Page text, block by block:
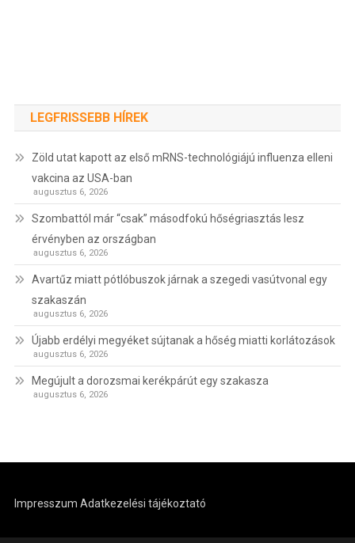
LEGFRISSEBB HÍREK
Zöld utat kapott az első mRNS-technológiájú influenza elleni
vakcina az USA-ban
augusztus 6, 2026
Szombattól már “csak” másodfokú hőségriasztás lesz
érvényben az országban
augusztus 6, 2026
Avartűz miatt pótlóbuszok járnak a szegedi vasútvonal egy
szakaszán
augusztus 6, 2026
Újabb erdélyi megyéket sújtanak a hőség miatti korlátozások
augusztus 6, 2026
Megújult a dorozsmai kerékpárút egy szakasza
augusztus 6, 2026
Impresszum Adatkezelési tájékoztató